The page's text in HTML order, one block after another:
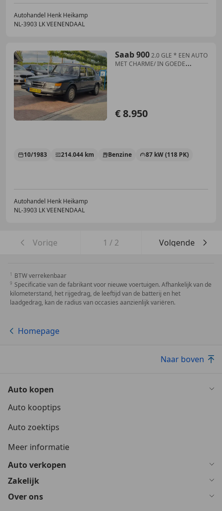
Autohandel Henk Heikamp
NL-3903 LK VEENENDAAL
Saab 9002.0 GLE * EEN AUTO
MET CHARME/ IN GOEDE
€ 8.950
10/1983 214.044 km Benzine 87 kW (118 PK)
Autohandel Henk Heikamp
NL-3903 LK VEENENDAAL
Vorige 1 / 2 Volgende
BTW verrekenbaar
Specificatie van de fabrikant voor nieuwe voertuigen. Afhankelijk van de
kilometerstand, het rijgedrag, de leeftijd van de batterij en het
laadgedrag, kan de radius van occasies aanzienlijk variëren.
Homepage
Naar boven
Auto kopen
Auto kooptips
Auto zoektips
Meer informatie
Auto verkopen
Zakelijk
Over ons